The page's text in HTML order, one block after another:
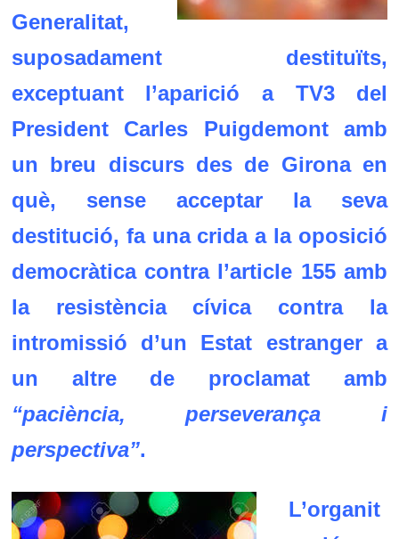
Generalitat,
suposadament destituïts,
exceptuant l’aparició a TV3 del
President Carles Puigdemont amb
un breu discurs des de Girona en
què, sense acceptar la seva
destitució, fa una crida a la oposició
democràtica contra l’article 155 amb
la resistència cívica contra la
intromissió d’un Estat estranger a
un altre de proclamat amb
“paciència, perseverança i
perspectiva”.
L’organit